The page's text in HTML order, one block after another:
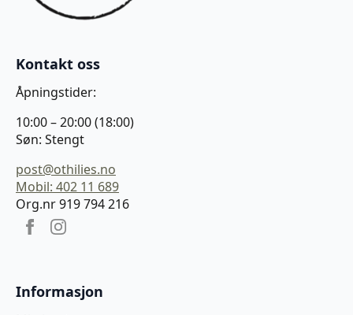
Kontakt oss
Åpningstider:
10:00 – 20:00 (18:00)
Søn: Stengt
post@othilies.no
Mobil: 402 11 689
Org.nr 919 794 216
Informasjon